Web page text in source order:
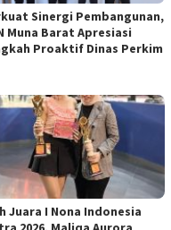
Sinergi Pembangunan,
Muna Barat Apresiasi
Proaktif Dinas Perkim
Juara I Nona Indonesia